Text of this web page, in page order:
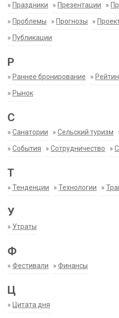
» Праздники » Презентации »
» Проблемы » Прогнозы »
» Публикации
Р
» Раннее бронирование »
» Рынок
С
» Санатории » Сельский туризм
» События » Сотрудничество »
Т
» Тенденции » Технологии »
У
» Утраты
Ф
» Фестивали » Финансы
Ц
» Цитата дня